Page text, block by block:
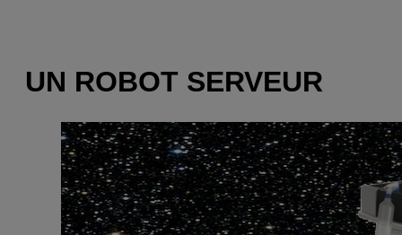
UN ROBOT SERVEUR